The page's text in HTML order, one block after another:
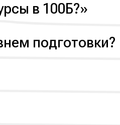
в 100Б?»
подготовки?
куратора.